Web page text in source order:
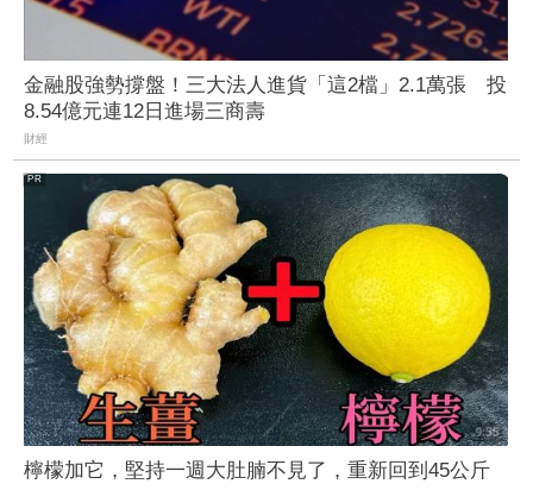
金融股強勢撐盤！三大法人進貨「這2檔」2.1萬張 投
8.54億元連12日進場三商壽
財經
檸檬加它，堅持一週大肚腩不見了，重新回到45公斤